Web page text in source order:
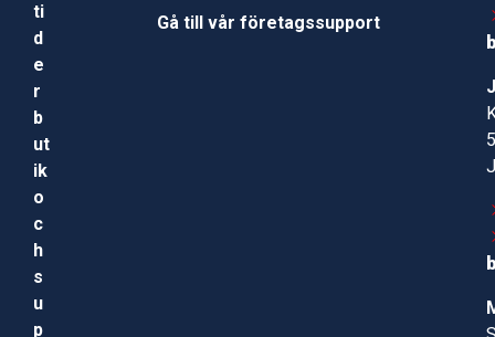
ti
d
e
r
b
ut
ik
o
c
h
s
u
p
Gå till vår företagssupport